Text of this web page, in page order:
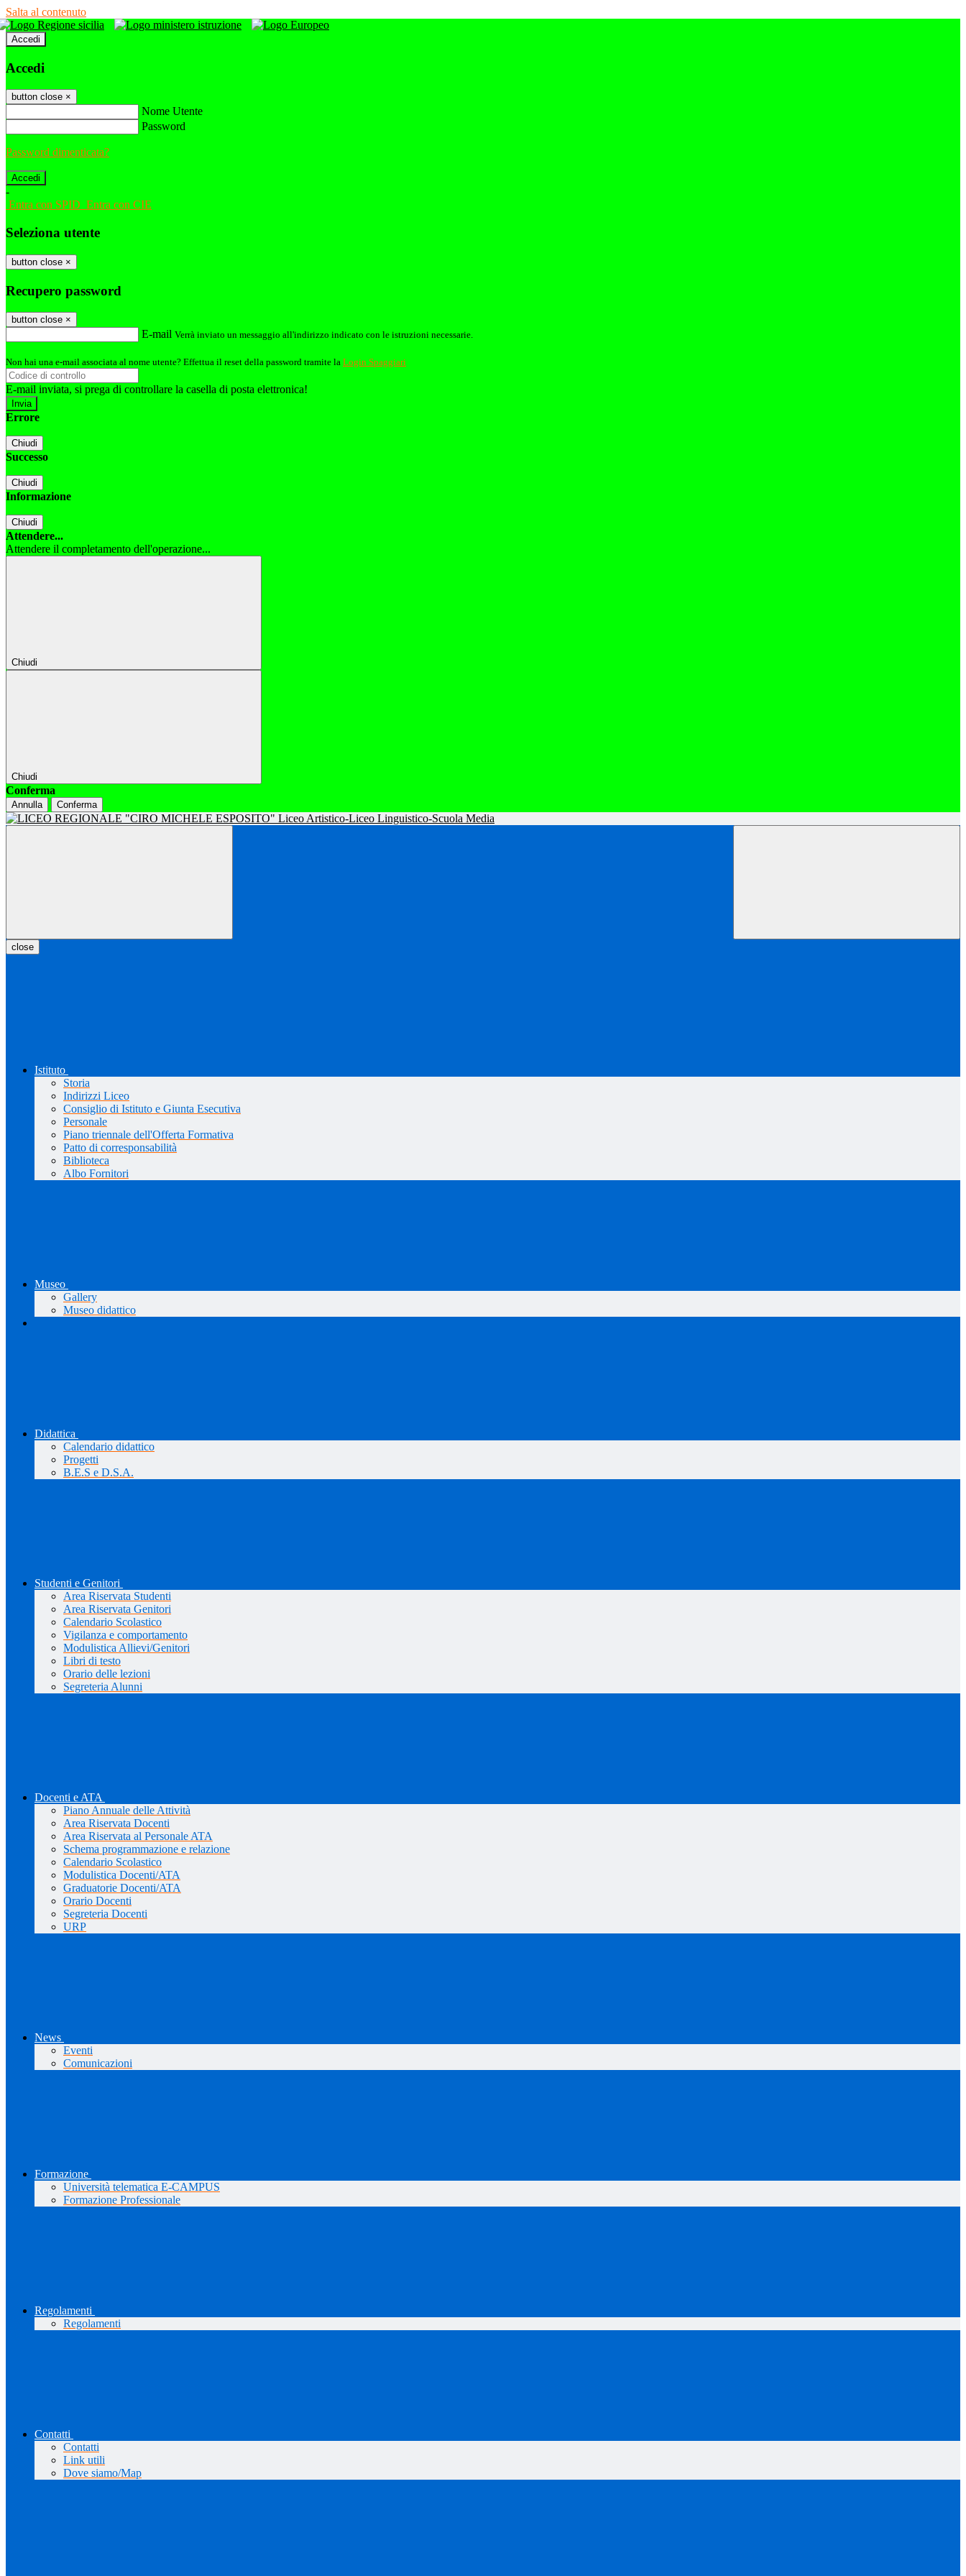
Salta al contenuto
Accedi
Accedi
button close ×
Nome Utente
Password
Password dimenticata?
-
Entra con SPID Entra con CIE
Seleziona utente
button close ×
Recupero password
button close ×
E-mail Verrà inviato un messaggio all'indirizzo indicato con le istruzioni necessarie.
Non hai una e-mail associata al nome utente? Effettua il reset della password tramite la Login Spaggiari
E-mail inviata, si prega di controllare la casella di posta elettronica!
Errore
Chiudi
Successo
Chiudi
Informazione
Chiudi
Attendere...
Attendere il completamento dell'operazione...
Chiudi
Chiudi
Conferma
Annulla Conferma
close
Istituto
Storia
Indirizzi Liceo
Consiglio di Istituto e Giunta Esecutiva
Personale
Piano triennale dell'Offerta Formativa
Patto di corresponsabilità
Biblioteca
Albo Fornitori
Museo
Gallery
Museo didattico
Didattica
Calendario didattico
Progetti
B.E.S e D.S.A.
Studenti e Genitori
Area Riservata Studenti
Area Riservata Genitori
Calendario Scolastico
Vigilanza e comportamento
Modulistica Allievi/Genitori
Libri di testo
Orario delle lezioni
Segreteria Alunni
Docenti e ATA
Piano Annuale delle Attività
Area Riservata Docenti
Area Riservata al Personale ATA
Schema programmazione e relazione
Calendario Scolastico
Modulistica Docenti/ATA
Graduatorie Docenti/ATA
Orario Docenti
Segreteria Docenti
URP
News
Eventi
Comunicazioni
Formazione
Università telematica E-CAMPUS
Formazione Professionale
Regolamenti
Regolamenti
Contatti
Contatti
Link utili
Dove siamo/Map